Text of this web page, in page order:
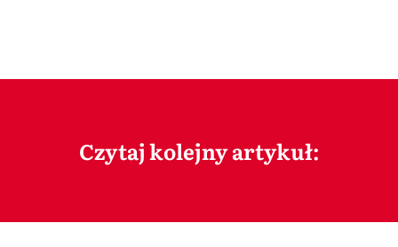
Czytaj kolejny artykuł: